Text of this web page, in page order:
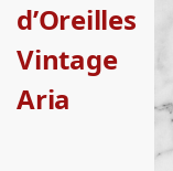
d’Oreilles
Vintage
Aria